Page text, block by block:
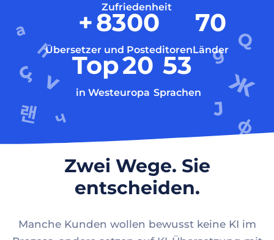
Zufriedenheit
+8300
Übersetzer und Posteditoren
70
Länder
Top20
in Westeuropa
53
Sprachen
Zwei Wege. Sie
entscheiden.
Manche Kunden wollen bewusst keine KI im